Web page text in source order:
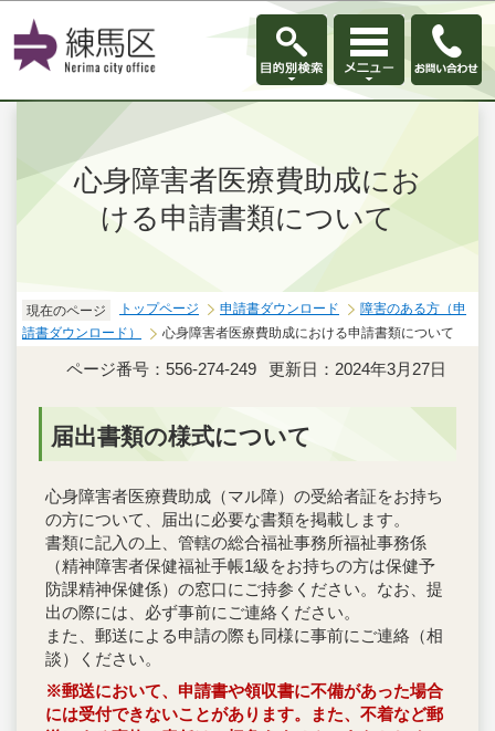
このページの本文へ移動
心身障害者医療費助成にお
ける申請書類について
現在のページ トップページ 申請書ダウンロード
障害のある方（申
請書ダウンロード）
心身障害者医療費助成における申請書類について
ページ番号：556-274-249 更新日：2024年3月27日
届出書類の様式について
心身障害者医療費助成（マル障）の受給者証をお持ち
の方について、届出に必要な書類を掲載します。
書類に記入の上、管轄の総合福祉事務所福祉事務係
（精神障害者保健福祉手帳1級をお持ちの方は保健予
防課精神保健係）の窓口にご持参ください。なお、提
出の際には、必ず事前にご連絡ください。
また、郵送による申請の際も同様に事前にご連絡（相
談）ください。
※郵送において、申請書や領収書に不備があった場合
には受付できないことがあります。また、不着など郵